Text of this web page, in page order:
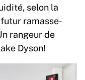
selon la
ramasse-
rangeur de
Dyson!